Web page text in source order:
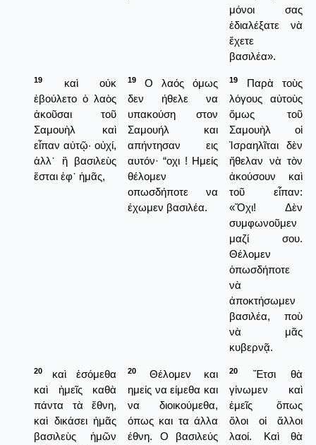
μόνοι σας
ἐδιαλέξατε νὰ
ἔχετε
βασιλέα».
19
καὶ οὐκ
ἐβούλετο ὁ λαὸς
ἀκοῦσαι τοῦ
Σαμουὴλ καὶ
εἶπαν αὐτῷ· οὐχί,
ἀλλ᾿ ἢ βασιλεὺς
ἔσται ἐφ᾿ ἡμᾶς,
19
Ο λαός όμως
δεν ήθελε να
υπακούση στον
Σαμουήλ και
απήντησαν εις
αυτόν· “οχι ! Ημείς
θέλομεν
οπωσδήποτε να
έχωμεν βασιλέα.
19
Παρὰ τοὺς
λόγους αὐτοὺς
ὅμως τοῦ
Σαμουὴλ οἱ
Ἰσραηλῖται δὲν
ἤθελαν νὰ τὸν
ἀκούσουν καὶ
τοῦ εἶπαν:
«Ὄχι! Δὲν
συμφωνοῦμεν
μαζί σου.
Θέλομεν
ὁπωσδήποτε
νὰ
ἀποκτήσωμεν
βασιλέα, ποὺ
νὰ μᾶς
κυβερνᾷ.
20
καὶ ἐσόμεθα
καὶ ἡμεῖς καθὰ
πάντα τὰ ἔθνη,
καὶ δικάσει ἡμᾶς
βασιλεὺς ἡμῶν
20
Θέλομεν και
ημείς να είμεθα και
να διοικούμεθα,
όπως και τα άλλα
έθνη. Ο βασιλεύς
20
Ἔτσι θὰ
γίνωμεν καὶ
ἐμεῖς ὅπως
ὅλοι οἱ ἄλλοι
λαοί. Καὶ θὰ